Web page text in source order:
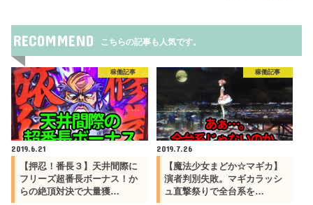
RECOMMEND こちらの記事も人気です。
稼働記事
2019.6.21
【押忍！番長３】天井間際に
フリーズ超番長ボーナス！か
らの絶頂対決で大量獲…
稼働記事
2019.7.26
【魔法少女まどか☆マギカ】
演者判別失敗。マギカラッシ
ュ直撃祭りで全台系を…